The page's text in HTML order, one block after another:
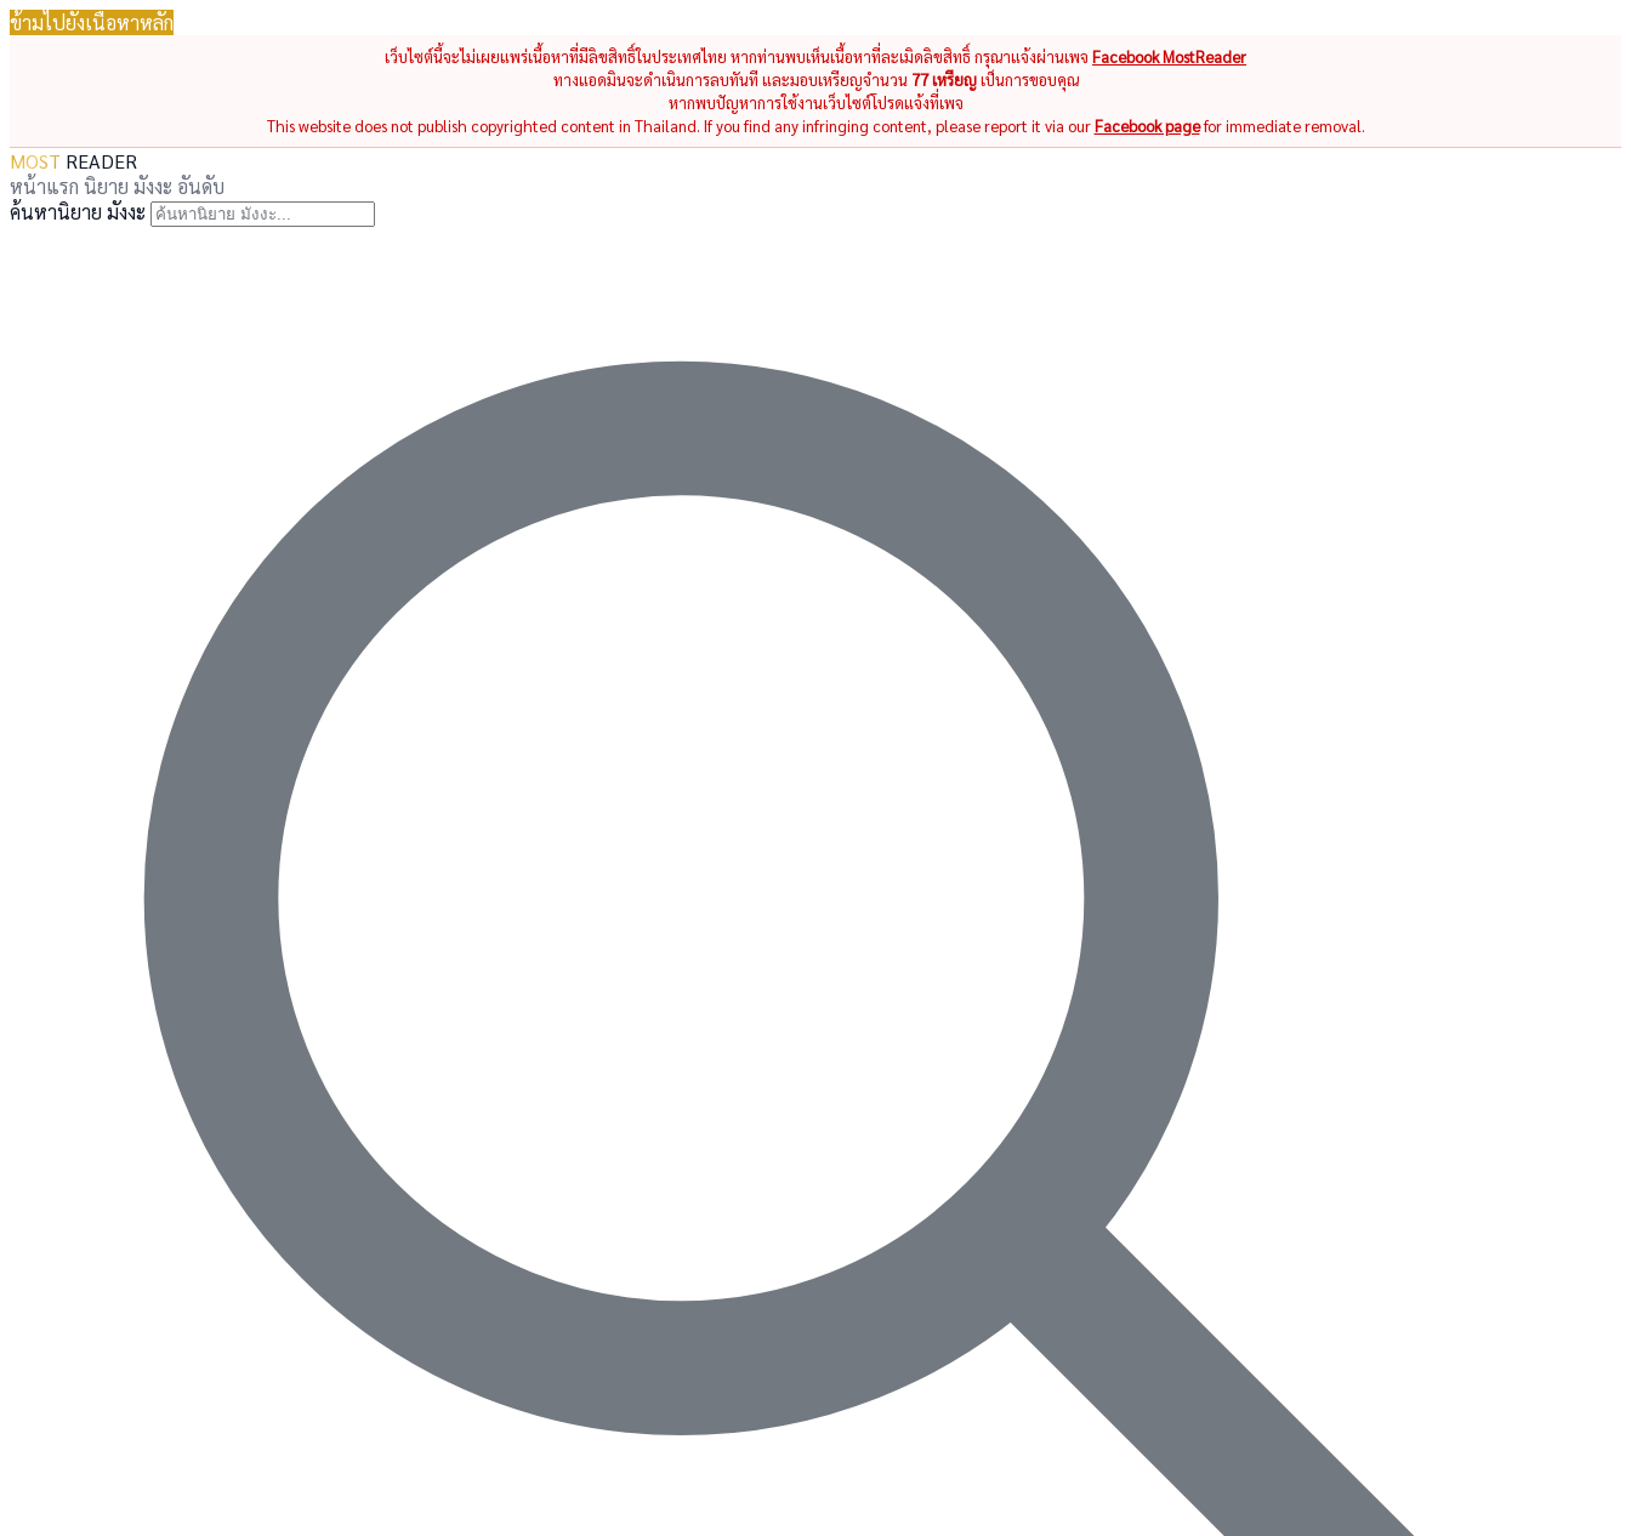
ข้ามไปยังเนื้อหาหลัก
เว็บไซต์นี้จะไม่เผยแพร่เนื้อหาที่มีลิขสิทธิ์ในประเทศไทย หากท่านพบเห็นเนื้อหาที่ละเมิดลิขสิทธิ์ กรุณาแจ้งผ่านเพจ Facebook MostReader
ทางแอดมินจะดำเนินการลบทันที และมอบเหรียญจำนวน 77 เหรียญเป็นการขอบคุณ
หากพบปัญหาการใช้งานเว็บไซต์โปรดแจ้งที่เพจ
This website does not publish copyrighted content in Thailand. If you find any infringing content, please report it via ourFacebook pagefor immediate removal.
MOST READER
หน้าแรก นิยาย มังงะ อันดับ
ค้นหานิยาย มังงะ